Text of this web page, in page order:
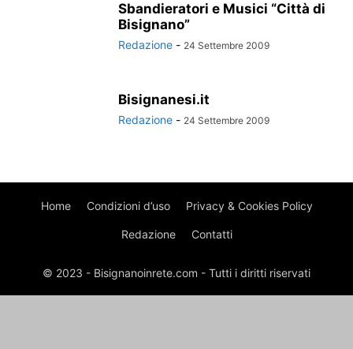
Sbandieratori e Musici “Città di
Bisignano”
Redazione - 24 Settembre 2009
Bisignanesi.it
Redazione - 24 Settembre 2009
Home Condizioni d’uso Privacy & Cookies Policy
Redazione Contatti
© 2023 - Bisignanoinrete.com - Tutti i diritti riservati